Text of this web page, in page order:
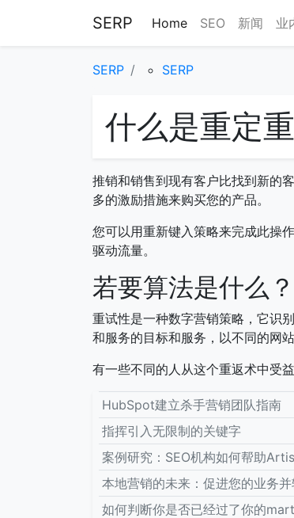
SERP Home SEO 新闻 业
SERP SERP
什么是重定
推销和销售到现有客户比找到新的
多的激励措施来购买您的产品。
您可以用重新键入策略来完成此操
驱动流量。
若要算法是什么？
重试性是一种数字营销策略，它识
和服务的目标和服务，以不同的网
有一些不同的人从这个重返术中受益
HubSpot建立杀手营销团队指南
指挥引入无限制的关键字
案例研究：SEO机构如何帮助
本地营销的未来：促进您的业务
如何判断你是否已经过了你的